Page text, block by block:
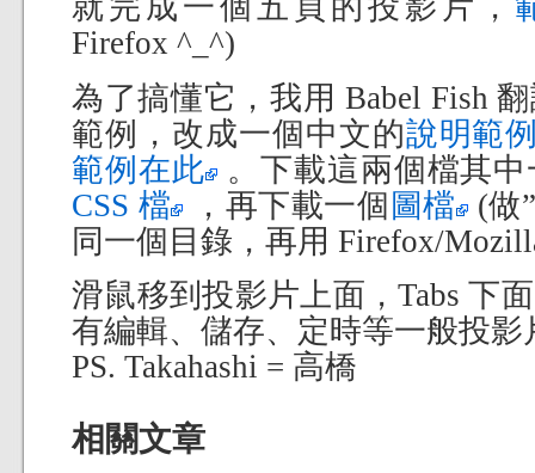
Firefox ^_^)
為了搞懂它，我用 Babel Fish
範例，改成一個中文的說明範
範例在此 。下載這兩個檔其
CSS 檔
，再下載一個 圖檔
(做
同一個目錄，再用 Firefox/
滑鼠移到投影片上面，Tabs 下
有編輯、儲存、定時等一般投
PS. Takahashi = 高橋
相關文章